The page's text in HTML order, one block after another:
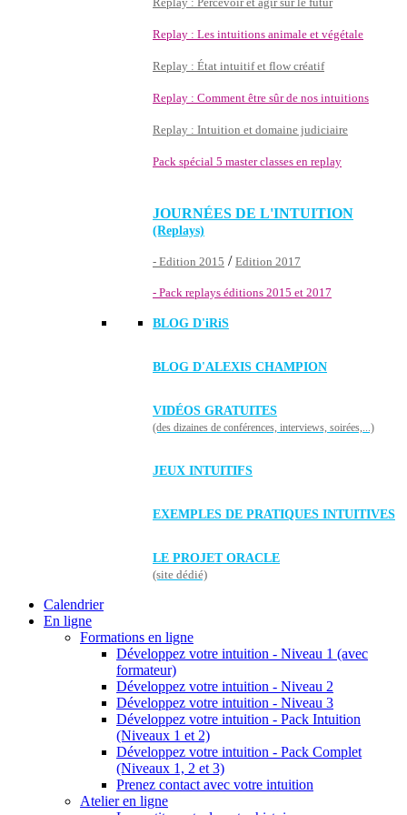
Replay : Les intuitions animale et végétale
Replay : État intuitif et flow créatif
Replay : Comment être sûr de nos intuitions
Replay : Intuition et domaine judiciaire
Pack spécial 5 master classes en replay
JOURNÉES DE L'INTUITION
(Replays)
- Edition 2015 / Edition 2017
- Pack replays éditions 2015 et 2017
BLOG D'iRiS
BLOG D'ALEXIS CHAMPION
VIDÉOS GRATUITES
(des dizaines de conférences, interviews, soirées,...)
JEUX INTUITIFS
EXEMPLES DE PRATIQUES INTUITIVES
LE PROJET ORACLE
(site dédié)
Calendrier
En ligne
Formations en ligne
Développez votre intuition - Niveau 1 (avec
formateur)
Développez votre intuition - Niveau 2
Développez votre intuition - Niveau 3
Développez votre intuition - Pack Intuition
(Niveaux 1 et 2)
Développez votre intuition - Pack Complet
(Niveaux 1, 2 et 3)
Prenez contact avec votre intuition
Atelier en ligne